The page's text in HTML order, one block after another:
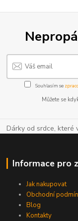
Souhlasím se
Můžete se
Dárky od srdce, které
Informace pro
Jak nakupovat
Obchodní
Blog
Kontakty